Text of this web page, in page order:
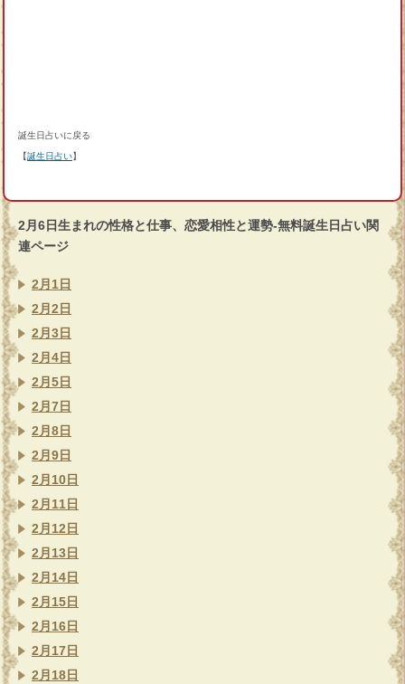
誕生日占いに戻る
【誕生日占い】
2月6日生まれの性格と仕事、恋愛相性と運勢-無料誕生日占い関
連ページ
2月1日
2月2日
2月3日
2月4日
2月5日
2月7日
2月8日
2月9日
2月10日
2月11日
2月12日
2月13日
2月14日
2月15日
2月16日
2月17日
2月18日